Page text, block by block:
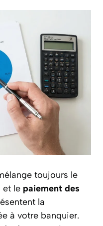
toujours le
et le paiement des
la
à votre banquier.